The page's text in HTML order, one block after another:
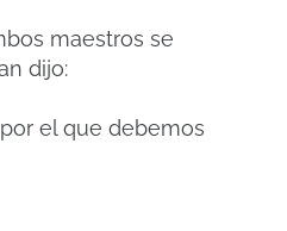
maestros se
dijo:
el que debemos